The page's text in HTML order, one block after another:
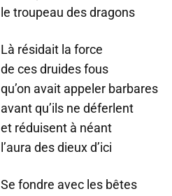
le troupeau des dragons
Là résidait la force
de ces druides fous
qu’on avait appeler barbares
avant qu’ils ne déferlent
et réduisent à néant
l’aura des dieux d’ici
Se fondre avec les bêtes